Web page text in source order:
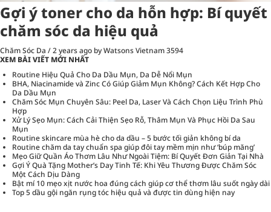
Gợi ý toner cho da hỗn hợp: Bí quyết
chăm sóc da hiệu quả
Chăm Sóc Da /2 years ago by Watsons Vietnam3594
XEM BÀI VIẾT MỚI NHẤT
Routine Hiệu Quả Cho Da Dầu Mụn, Da Dễ Nổi Mụn
BHA, Niacinamide và Zinc Có Giúp Giảm Mụn Không? Cách Kết Hợp Cho
Da Dầu Mụn
Chăm Sóc Mụn Chuyên Sâu: Peel Da, Laser Và Cách Chọn Liệu Trình Phù
Hợp
Xử Lý Sẹo Mụn: Cách Cải Thiện Sẹo Rỗ, Thâm Mụn Và Phục Hồi Da Sau
Mụn
Routine skincare mùa hè cho da dầu – 5 bước tối giản không bí da
Routine chăm da tay chuẩn spa giúp đôi tay mềm mịn như ‘búp măng’
Mẹo Giữ Quần Áo Thơm Lâu Như Ngoài Tiệm: Bí Quyết Đơn Giản Tại Nhà
Gợi Ý Quà Tặng Mother’s Day Tinh Tế: Khi Yêu Thương Được Chăm Sóc
Một Cách Dịu Dàng
Bật mí 10 mẹo xịt nước hoa đúng cách giúp cơ thể thơm lâu suốt ngày dài
Top 5 dầu gội ngăn rụng tóc hiệu quả và được tin dùng hiện nay